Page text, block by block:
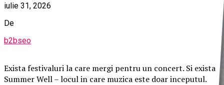
iulie 31, 2026
De
b2bseo
Exista festivaluri la care mergi pentru un concert. Si exista
Summer Well – locul in care muzica este doar inceputul.